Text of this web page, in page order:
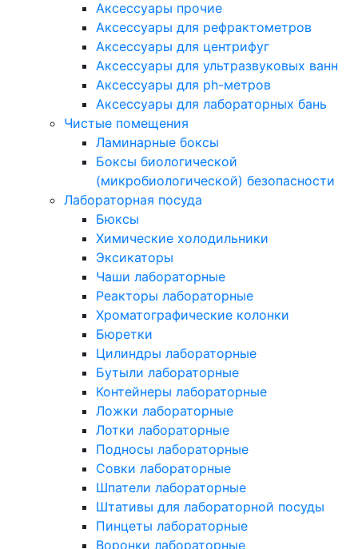
Аксессуары прочие
Аксессуары для рефрактометров
Аксессуары для центрифуг
Аксессуары для ультразвуковых ванн
Аксессуары для ph-метров
Аксессуары для лабораторных бань
Чистые помещения
Ламинарные боксы
Боксы биологической
(микробиологической) безопасности
Лабораторная посуда
Бюксы
Химические холодильники
Эксикаторы
Чаши лабораторные
Реакторы лабораторные
Хроматографические колонки
Бюретки
Цилиндры лабораторные
Бутыли лабораторные
Контейнеры лабораторные
Ложки лабораторные
Лотки лабораторные
Подносы лабораторные
Совки лабораторные
Шпатели лабораторные
Штативы для лабораторной посуды
Пинцеты лабораторные
Воронки лабораторные